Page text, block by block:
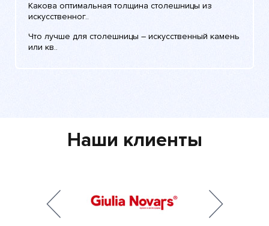
Какова оптимальная толщина столешницы из
искусственног..
Что лучше для столешницы – искусственный камень
или кв..
Наши клиенты